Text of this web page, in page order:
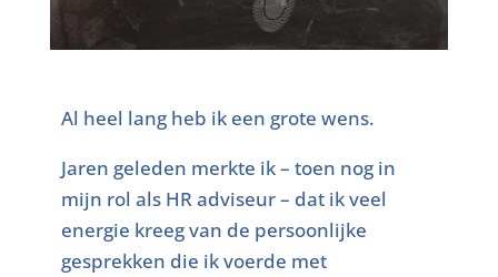
Al heel lang heb ik een grote wens.
Jaren geleden merkte ik – toen nog in
mijn rol als HR adviseur – dat ik veel
energie kreeg van de persoonlijke
gesprekken die ik voerde met